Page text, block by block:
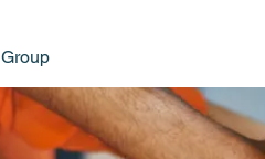
Group